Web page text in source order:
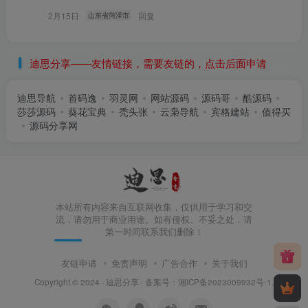
2月15日 山东省菏泽市 回复
迪思分享——友情链接，需要友链的，点击后面申请
迪思导航 首码逸 羽灵网 网站源码 源码哥
酷源码
莎莎源码
葵花宝典 秃头张 云枭导航 宾格建站
值得买
源码分享网
本站所有内容来自互联网收集，仅供用于学习和交
流，请勿用于商业用途。如有侵权、不妥之处，请
第一时间联系我们删除！
友链申请 免责声明 广告合作 关于我们
Copyright © 2024 · 迪思分享 · 备案号： 湘ICP备2023009932号-1